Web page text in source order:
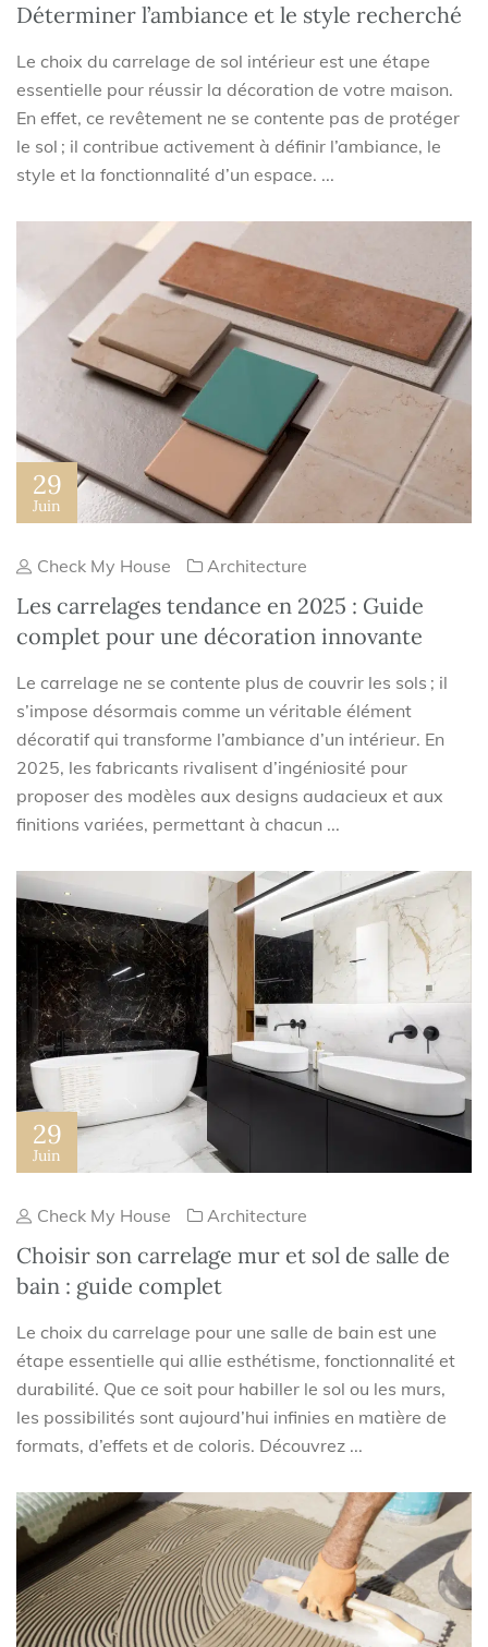
Déterminer l’ambiance et le style recherché
Le choix du carrelage de sol intérieur est une étape
essentielle pour réussir la décoration de votre maison.
En effet, ce revêtement ne se contente pas de protéger
le sol ; il contribue activement à définir l’ambiance, le
style et la fonctionnalité d’un espace. ...
29
Juin
Check My House Architecture
Les carrelages tendance en 2025 : Guide
complet pour une décoration innovante
Le carrelage ne se contente plus de couvrir les sols ; il
s’impose désormais comme un véritable élément
décoratif qui transforme l’ambiance d’un intérieur. En
2025, les fabricants rivalisent d’ingéniosité pour
proposer des modèles aux designs audacieux et aux
finitions variées, permettant à chacun ...
29
Juin
Check My House Architecture
Choisir son carrelage mur et sol de salle de
bain : guide complet
Le choix du carrelage pour une salle de bain est une
étape essentielle qui allie esthétisme, fonctionnalité et
durabilité. Que ce soit pour habiller le sol ou les murs,
les possibilités sont aujourd’hui infinies en matière de
formats, d’effets et de coloris. Découvrez ...